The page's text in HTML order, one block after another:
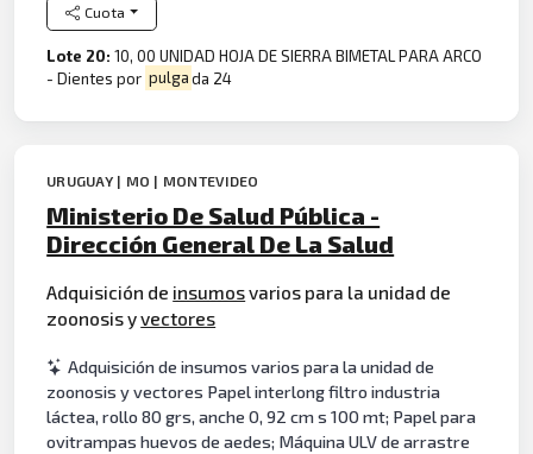
Cuota
Lote 20:10, 00 UNIDAD HOJA DE SIERRA BIMETAL PARA ARCO
- Dientes por pulgada 24
URUGUAY | MO | MONTEVIDEO
Ministerio De Salud Pública -
Dirección General De La Salud
Adquisición de insumosvarios para la unidad de
zoonosis yvectores
Adquisición de insumos varios para la unidad de
zoonosis y vectores Papel interlong filtro industria
láctea, rollo 80 grs, anche 0, 92 cm s 100 mt; Papel para
ovitrampas huevos de aedes; Máquina ULV de arrastre